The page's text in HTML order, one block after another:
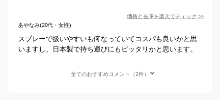
価格と在庫を楽天でチェック >>
あやなみ(20代・女性)
スプレーで扱いやすいも何なっていてコスパも良いかと思
いますし、日本製で持ち運びにもピッタリかと思います。
全てのおすすめコメント（2件）